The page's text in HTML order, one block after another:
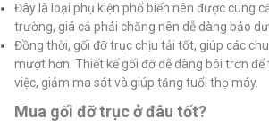
Đây là loại phụ kiện phổ biến nên được cung
trường, giá cả phải chăng nên dễ dàng bảo
Đồng thời, gối đỡ trục chịu tải tốt, giúp các
mượt hơn. Thiết kế gối đỡ dễ dàng bôi trơn
việc, giảm ma sát và giúp tăng tuổi thọ máy.
Mua gối đỡ trục ở đâu tốt?